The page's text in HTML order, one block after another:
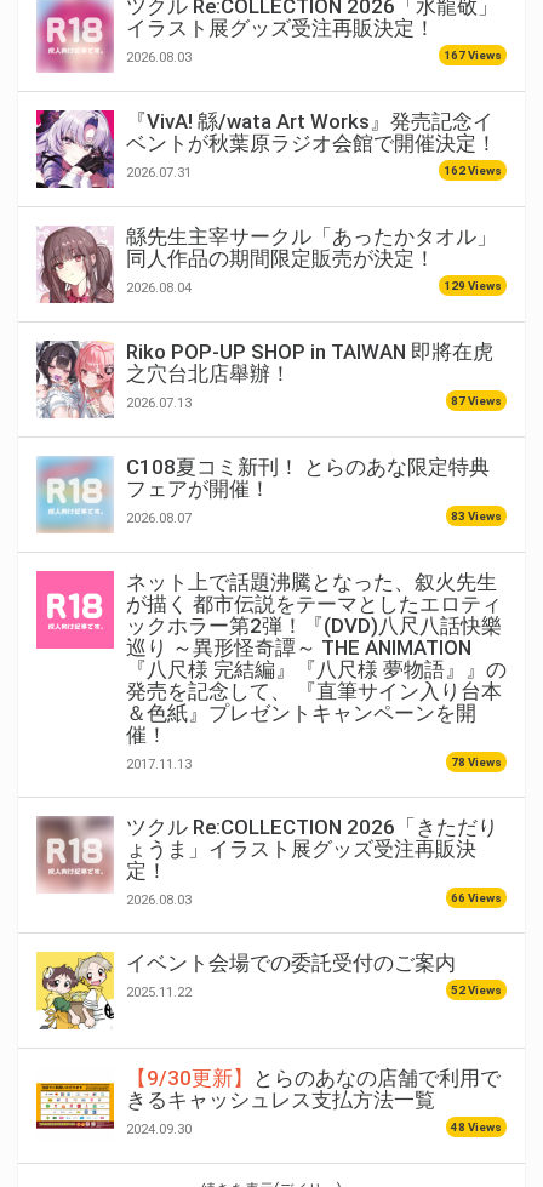
ツクル Re:COLLECTION 2026「水龍敬」
イラスト展グッズ受注再販決定！
2026.08.03 167 Views
『VivA! 緜/wata Art Works』発売記念イ
ベントが秋葉原ラジオ会館で開催決定！
2026.07.31 162 Views
緜先生主宰サークル「あったかタオル」
同人作品の期間限定販売が決定！
2026.08.04 129 Views
Riko POP-UP SHOP in TAIWAN 即將在虎
之穴台北店舉辦！
2026.07.13 87 Views
C108夏コミ新刊！ とらのあな限定特典
フェアが開催！
2026.08.07 83 Views
ネット上で話題沸騰となった、叙火先生
が描く 都市伝説をテーマとしたエロティ
ックホラー第2弾！『(DVD)八尺八話快樂
巡り ～異形怪奇譚～ THE ANIMATION
『八尺様 完結編』『八尺様 夢物語』』の
発売を記念して、 『直筆サイン入り台本
＆色紙』プレゼントキャンペーンを開
催！
2017.11.13 78 Views
ツクル Re:COLLECTION 2026「きただり
ょうま」イラスト展グッズ受注再販決
定！
2026.08.03 66 Views
イベント会場での委託受付のご案内
2025.11.22 52 Views
【9/30更新】
とらのあなの店舗で利用で
きるキャッシュレス支払方法一覧
2024.09.30 48 Views